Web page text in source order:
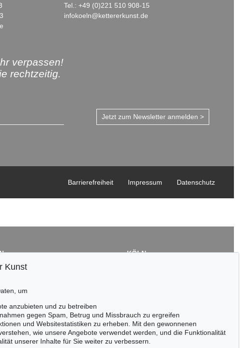
Tel.: +49 (0)221 510 908-15
infokoeln@kettererkunst.de
verpassen!
rechtzeitig.
Jetzt zum Newsletter anmelden >
Datenschutz
Impressum
Barrierefreiheit
67 53-63
67 56-43
KÖLN
infokoeln@kettererkunst.de
Kunst
um
anzubieten und zu betreiben
gegen Spam, Betrug und Missbrauch zu ergreifen
und Websitestatistiken zu erheben. Mit den gewonnenen
wie unsere Angebote verwendet werden, und die Funktionalität
unserer Inhalte für Sie weiter zu verbessern.